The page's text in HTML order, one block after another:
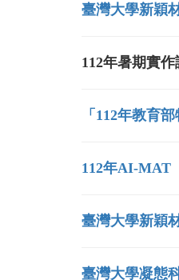
臺灣大學新穎
112年暑期實作
「112年教育
112年AI-MAT
臺灣大學新穎
臺灣大學凝態